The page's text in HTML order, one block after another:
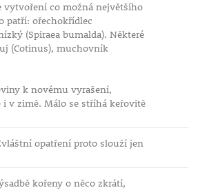
vytvoření co možná největšího
patří: ořechokřídlec
(Spiraea bumalda). Některé
(Cotinus), muchovník
k novému vyrašení,
v zimě. Málo se stříhá keřovitě
opatření proto slouží jen
kořeny o něco zkrátí,